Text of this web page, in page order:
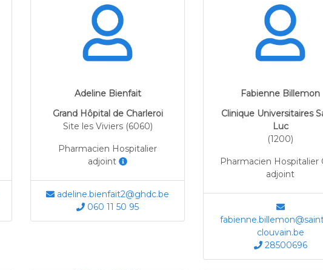
Adeline Bienfait
Grand Hôpital de Charleroi
Site les Viviers (6060)
Pharmacien Hospitalier
adjoint
adeline.bienfait2@ghdc.be
060 11 50 95
Fabienne Billemon
Clinique Universitaires
Luc
(1200)
Pharmacien Hospitalier
adjoint
clouvain.be
28500696